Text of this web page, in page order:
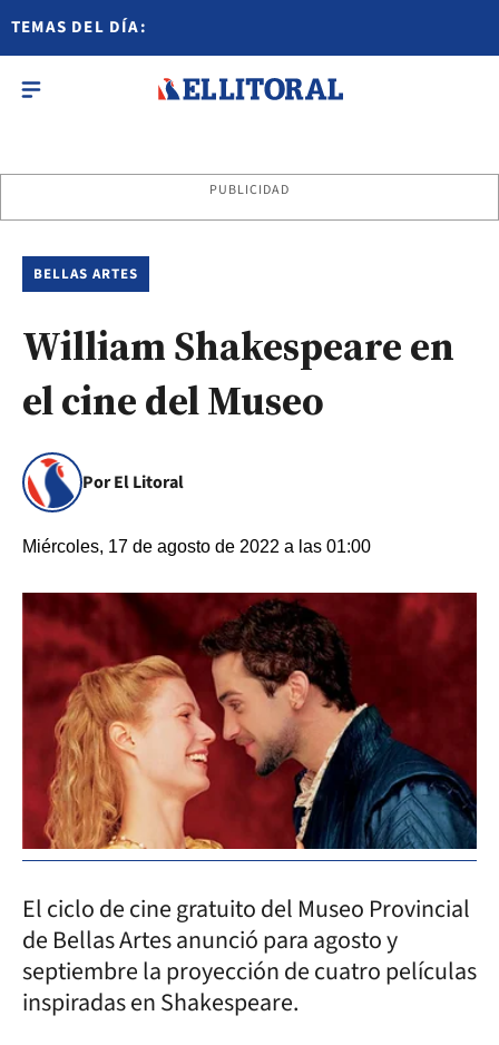
TEMAS DEL DÍA:
PUBLICIDAD
BELLAS ARTES
William Shakespeare en
el cine del Museo
Por El Litoral
Miércoles, 17 de agosto de 2022 a las 01:00
El ciclo de cine gratuito del Museo Provincial
de Bellas Artes anunció para agosto y
septiembre la proyección de cuatro películas
inspiradas en Shakespeare.